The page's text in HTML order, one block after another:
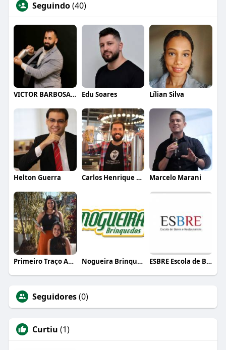
Seguindo(40)
VICTOR BARBOSA QUARANTA Edu Soares Lílian Silva
Helton Guerra Carlos Henrique de Faria Vasconcelos Marcelo Marani
Primeiro Traço Arquitetura Nogueira Brinquedos ESBRE Escola de Bares e Restaurantes
Seguidores(0)
Curtiu (1)